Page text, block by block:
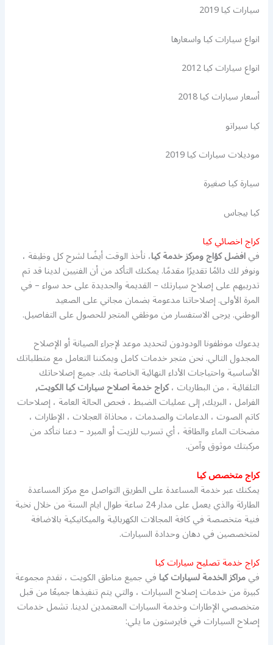
سيارات كيا 2019
انواع سيارات كيا واسعارها
انواع سيارات كيا 2012
أسعار سيارات كيا 2018
كيا سيراتو
موديلات سيارات كيا 2019
سيارة كيا صغيرة
كيا بيجاس
كراج اخصائي كيا
فيافضل كؤاج ومركز خدمة كيا، نأخذ الوقت أيضًا لشرح كل وظيفة ،
ونوفر لك دائمًا تقديرًا مقدمًا. يمكنك التأكد من أن الفنيين لدينا قد تم
تدريبهم على إصلاح سيارتك – القديمة والجديدة على حد سواء – في
المرة الأولى. إصلاحاتنا مدعومة بضمان مجاني على الصعيد
الوطني. يرجى الاستفسار من موظفي المتجر للحصول على التفاصيل.
يدعوك موظفونا الودودون لتحديد موعد لإجراء الصيانة أو الإصلاح
المجدول التالي. نحن متجر خدمات كامل ويمكننا التعامل مع متطلباتك
الأساسية واحتياجات الأداء النهائية الخاصة بك. جميع إصلاحاتك
التلقائية ، من البطاريات ،كراج خدمة اصلاح سيارات كيا الكويت,
الفرامل ، البريك, إلى عمليات الضبط ، فحص الحالة العامة ، إصلاحات
كاتم الصوت ، الدعامات والصدمات ، محاذاة العجلات ، الإطارات ،
مضخات الماء والطاقة ، أي تسرب للزيت أو المبرد – دعنا نتأكد من
مركبتك موثوق وآمن.
كراج متخصص كيا
يمكنك عبر خدمة المساعدة على الطريق التواصل مع مركز المساعدة
الطارئة والذي يعمل على مدار 24 ساعة طوال ايام السنة من خلال نخبة
فنية متخصصة في كافة المجالات الكهربائية والميكانيكية بالاضافة
لمتخصصين في دهان وحدادة السيارات.
كراج خدمة تصليح سيارات كيا
فيمراكز الخدمة لسيارات كيافي جميع مناطق الكويت ، نقدم مجموعة
كبيرة من خدمات إصلاح السيارات ، والتي يتم تنفيذها جميعًا من قبل
متخصصي الإطارات وخدمة السيارات المعتمدين لدينا. تشمل خدمات
إصلاح السيارات في فايرستون ما يلي: